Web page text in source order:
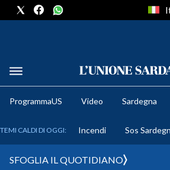
METEO
ProgrammaUS Video Sardegna
TEMI CALDI DI OGGI: Incendi Sos
SFOGLIA IL QUOTIDIANO